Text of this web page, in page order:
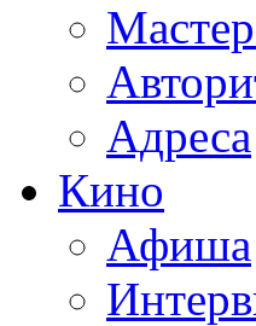
Адреса
Кино
Афиша